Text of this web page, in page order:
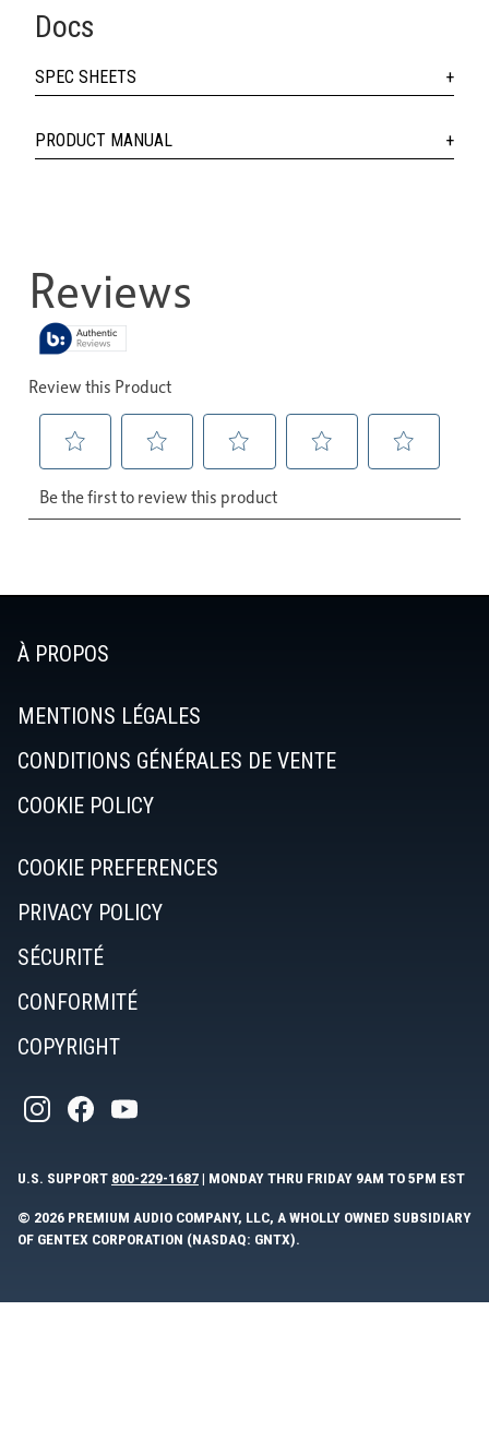
Docs
SPEC SHEETS
PRODUCT MANUAL
À PROPOS
MENTIONS LÉGALES
CONDITIONS GÉNÉRALES DE VENTE
COOKIE POLICY
COOKIE PREFERENCES
PRIVACY POLICY
SÉCURITÉ
CONFORMITÉ
COPYRIGHT
U.S. SUPPORT 800-229-1687| MONDAY THRU FRIDAY 9AM TO 5PM EST
© 2026 PREMIUM AUDIO COMPANY, LLC, A WHOLLY OWNED SUBSIDIARY
OF GENTEX CORPORATION (NASDAQ: GNTX).